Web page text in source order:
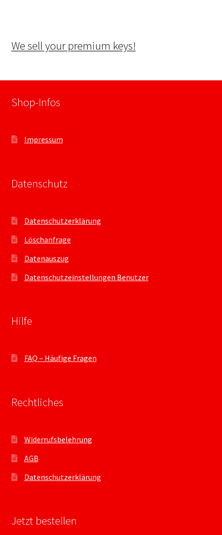
We sell your premium keys!
Shop-Infos
Impressum
Datenschutz
Datenschutzerklärung
Löschanfrage
Datenauszug
Datenschutzeinstellungen Benutzer
Hilfe
FAQ – Häufige Fragen
Rechtliches
Widerrufsbelehrung
AGB
Datenschutzerklärung
Jetzt bestellen